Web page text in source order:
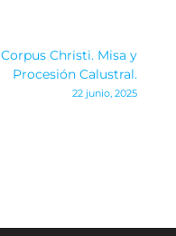
Corpus Christi. Misa y
Procesión Calustral.
22 junio, 2025